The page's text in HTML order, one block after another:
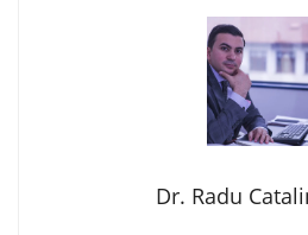
Dr. Radu